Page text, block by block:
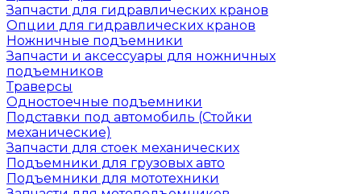
Запчасти для гидравлических кранов
Опции для гидравлических кранов
Ножничные подъемники
Запчасти и аксессуары для ножничных
подъемников
Траверсы
Одностоечные подъемники
Подставки под автомобиль (Стойки
механические)
Запчасти для стоек механических
Подъемники для грузовых авто
Подъемники для мототехники